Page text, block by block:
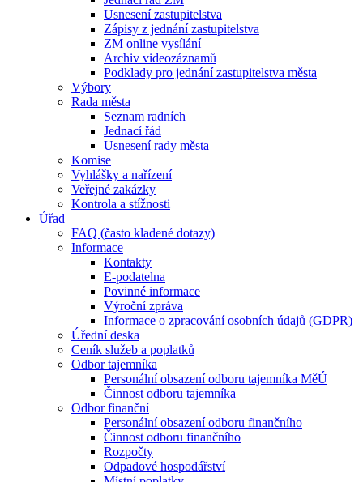
Usnesení zastupitelstva
Zápisy z jednání zastupitelstva
ZM online vysílání
Archiv videozáznamů
Podklady pro jednání zastupitelstva města
Výbory
Rada města
Seznam radních
Jednací řád
Usnesení rady města
Komise
Vyhlášky a nařízení
Veřejné zakázky
Kontrola a stížnosti
Úřad
FAQ (často kladené dotazy)
Informace
Kontakty
E-podatelna
Povinné informace
Výroční zpráva
Informace o zpracování osobních údajů (GDPR)
Úřední deska
Ceník služeb a poplatků
Odbor tajemníka
Personální obsazení odboru tajemníka MěÚ
Činnost odboru tajemníka
Odbor finanční
Personální obsazení odboru finančního
Činnost odboru finančního
Rozpočty
Odpadové hospodářství